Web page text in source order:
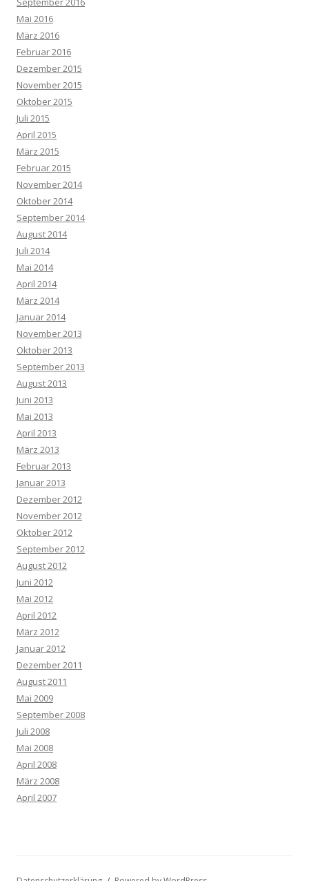
Mai 2016
März 2016
Februar 2016
Dezember 2015
November 2015
Oktober 2015
Juli 2015
April 2015
März 2015
Februar 2015
November 2014
Oktober 2014
September 2014
August 2014
Juli 2014
Mai 2014
April 2014
März 2014
Januar 2014
November 2013
Oktober 2013
September 2013
August 2013
Juni 2013
Mai 2013
April 2013
März 2013
Februar 2013
Januar 2013
Dezember 2012
November 2012
Oktober 2012
September 2012
August 2012
Juni 2012
Mai 2012
April 2012
März 2012
Januar 2012
Dezember 2011
August 2011
Mai 2009
September 2008
Juli 2008
Mai 2008
April 2008
März 2008
April 2007